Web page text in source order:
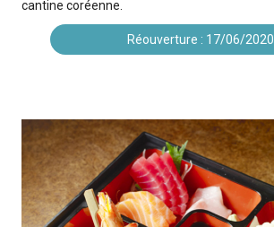
cantine coréenne.
Réouverture : 17/06/2020